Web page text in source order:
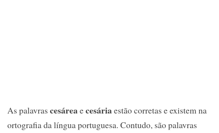
As palavras cesáreaecesáriaestão corretas e existem na
ortografia da língua portuguesa. Contudo, são palavras